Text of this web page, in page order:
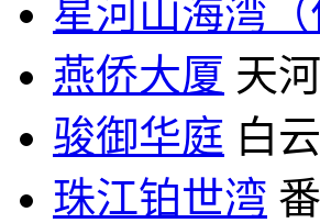
星河山海湾（
燕侨大厦 天河
骏御华庭 白云
珠江铂世湾